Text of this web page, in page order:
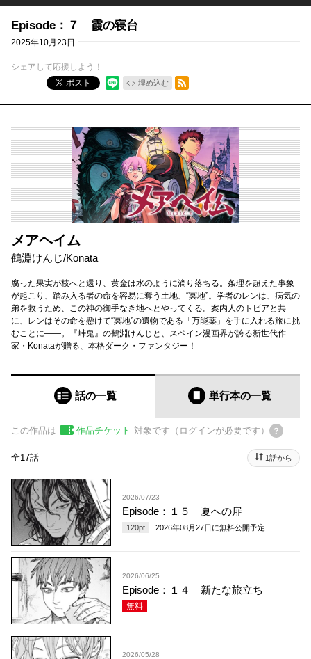
Episode：７ 霞の寝台
2025年10月23日
シェアして応援しよう！
ポスト
埋め込む
RSSフィード
メアヘイム
鶴淵けんじ/Konata
腐った果実が枝へと還り、黄金は水のように滴り落ちる。条理を超えた事象
が起こり、踏み入る者の命を容易に奪う土地、“冥地”。学者のレンは、病気の
弟を救うため、この神の御手なき地へとやってくる。案内人のトビアと共
に、レンはその命を懸けて“冥地”の遺物である「万能薬」を手に入れる旅に挑
むことに――。『峠鬼』の鶴淵けんじと、スペイン漫画界が誇る新世代作
家・Konataが贈る、本格ダーク・ファンタジー！
話の一覧 単行本の一覧
この作品は 作品チケット 対象です（ログインが必要です）
全17話 1話から
2026/07/23
Episode：１５ 夏への扉
120pt 2026年08月27日 に無料公開予定
2026/06/25
Episode：１４ 新たな旅立ち
無料
2026/05/28